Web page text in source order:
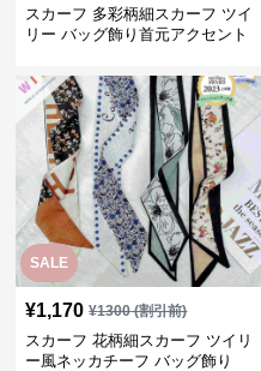
スカーフ 多彩柄細スカーフ ツイ
リー バッグ飾り首元アクセント
SALE
¥1,170 ¥1300(割引前)
スカーフ 花柄細スカーフ ツイリ
ー風ネッカチーフ バッグ飾り